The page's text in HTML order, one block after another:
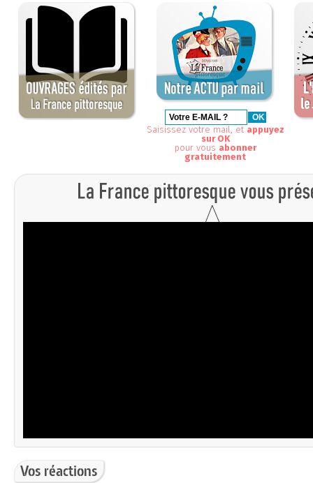
Saisissez votre mail, et appuyez
sur OK
pour vous abonner
gratuitement
Vos réactions